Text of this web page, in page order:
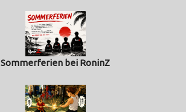
Sommerferien bei RoninZ